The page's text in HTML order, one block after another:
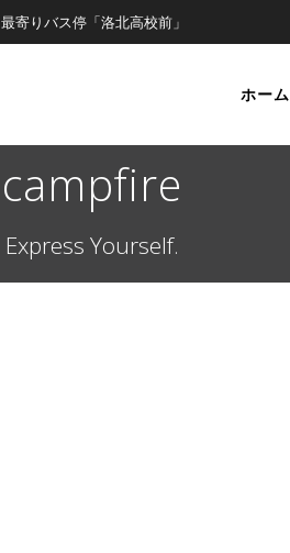
最寄りバス停「洛北高校前」
ホーム
campfire
Express Yourself.